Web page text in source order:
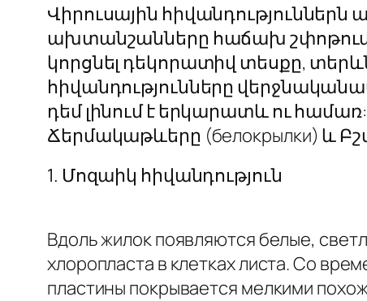
Վիրուսային
ախտանշանները հաճախ շփոթում
կորցնել դեկորատիվ տեսքը,
հիվանդությունները
դեմ լինում է երկարատև ու
Ճերմակաթևերը (белокрылки) և
1. Մոզաիկ հիվանդություն
Вдоль жилок появляются белые,
хлоропласта в клетках листа. Со
пластины покрывается мелкими